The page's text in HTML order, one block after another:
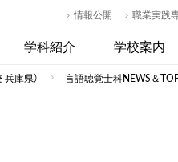
学科紹介 学校案内
情報公開 職業実践
庫県） 言語聴覚士科NEWS＆